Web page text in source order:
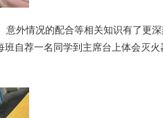
外情况的配合等相关知识有了更深
自荐一名同学到主席台上体会灭火